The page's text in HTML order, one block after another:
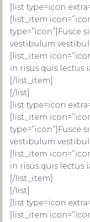
[list type=icon
[list_item
type=”icon”]Fusce
vestibulum
[list_item
in risus quis lectus
[/list_item]
[/list]
[list type=icon
[list_item
type=”icon”]Fusce
vestibulum
[list_item
in risus quis lectus
[/list_item]
[/list]
[list type=icon
[list_item